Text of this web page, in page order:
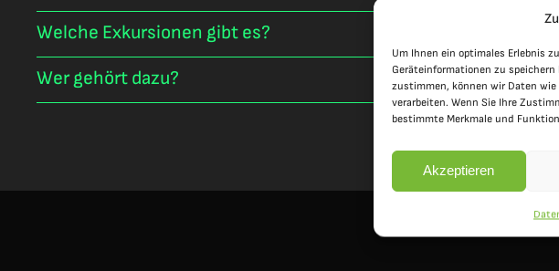
Um Ihnen ein optimales Erlebnis
Geräteinformationen zu speichern
zustimmen, können wir Daten
verarbeiten. Wenn Sie Ihre
bestimmte Merkmale und
Akzeptieren
Welche Exkursionen gibt es?
Wer gehört dazu?